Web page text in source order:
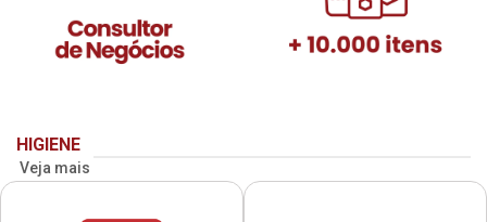
HIGIENE
Veja mais